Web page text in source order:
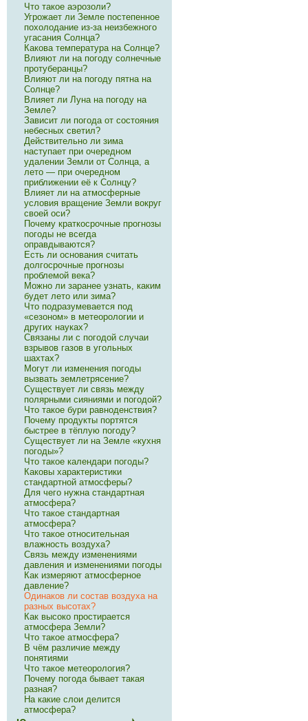
Что такое аэрозоли?
Угрожает ли Земле постепенное
похолодание из-за неизбежного
угасания Солнца?
Какова температура на Солнце?
Влияют ли на погоду солнечные
протуберанцы?
Влияют ли на погоду пятна на
Солнце?
Влияет ли Луна на погоду на
Земле?
Зависит ли погода от состояния
небесных светил?
Действительно ли зима
наступает при очередном
удалении Земли от Солнца, а
лето — при очередном
приближении её к Солнцу?
Влияет ли на атмосферные
условия вращение Земли вокруг
своей оси?
Почему краткосрочные прогнозы
погоды не всегда
оправдываются?
Есть ли основания считать
долгосрочные прогно­зы
проблемой века?
Можно ли заранее узнать, каким
будет лето или зима?
Что подразумевается под
«сезоном» в метеоро­логии и
других науках?
Связаны ли с погодой случаи
взрывов газов в угольных
шахтах?
Могут ли изменения погоды
вызвать землетря­сение?
Существует ли связь между
полярными сияниями и погодой?
Что такое бури равноденствия?
Почему продукты портятся
быстрее в тёплую погоду?
Существует ли на Земле «кухня
погоды»?
Что такое календари погоды?
Каковы характеристики
стандартной атмосферы?
Для чего нужна стандартная
атмосфера?
Что такое стандартная
атмосфера?
Что такое относительная
влажность воздуха?
Связь между изменениями
давления и изменениями погоды
Как измеряют атмосферное
давление?
Одинаков ли состав воздуха на
разных высотах?
Как высоко простирается
атмосфера Земли?
Что такое атмосфера?
В чём различие между
понятиями
Что такое метеорология?
Почему погода бывает такая
разная?
На какие слои делится
атмосфера?